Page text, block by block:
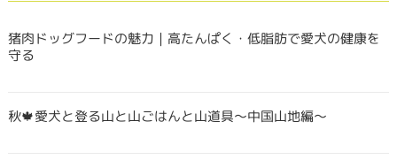
猪肉ドッグフードの魅力｜高たんぱく・低脂肪で愛犬の健康を
守る
秋🍁愛犬と登る山と山ごはんと山道具〜中国山地編〜